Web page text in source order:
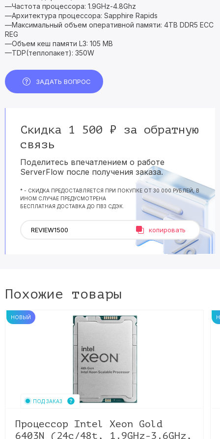
—Частота процессора: 1.9GHz-4.8Ghz
—Архитектура процессора: Sapphire Rapids
—Максимальный объем оперативной памяти: 4TB DDR5 ECC
REG
—Объем кеш памяти L3: 105 MB
—TDP(теплопакет): 350W
ЗАДАТЬ ВОПРОС
Скидка 1 500 ₽ за обратную
связь
Поделитесь впечатлением о работе
ServerFlow после получения заказа.
* - СКИДКА ПРЕДОСТАВЛЯЕТСЯ ПРИ ПОКУПКЕ ОТ 30 000 РУБЛЕЙ, В
ИНОМ СЛУЧАЕ ПРЕДУСМОТРЕНА
БЕСПЛАТНАЯ ДОСТАВКА ДО ПВЗ СДЭК.
копировать
Похожие товары
НОВЫЙ
ПОД ЗАКАЗ
Процессор Intel Xeon Gold
6403N (24c/48t, 1.9GHz-3.6GHz,